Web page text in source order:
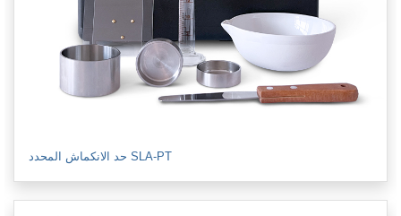
حد الانكماش المحدد SLA-PT